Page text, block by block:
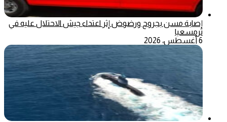
إصابة مسن بجروح ورضوض إثر اعتداء جيش الاحتلال عليه في
ترمسعيا
6 أغسطس، 2026